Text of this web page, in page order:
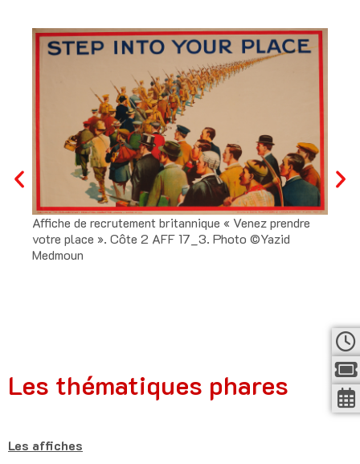
Affiche de recrutement britannique « Venez prendre
votre place ». Côte 2 AFF 17_3. Photo ©Yazid
Medmoun
Les thématiques phares
Les affiches